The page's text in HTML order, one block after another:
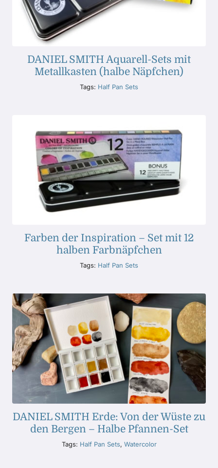
DANIEL SMITH Aquarell-Sets mit
Metallkasten (halbe Näpfchen)
Tags: Half Pan Sets
Farben der Inspiration – Set mit 12
halben Farbnäpfchen
Tags: Half Pan Sets
DANIEL SMITH Erde: Von der Wüste zu
den Bergen – Halbe Pfannen-Set
Tags: Half Pan Sets, Watercolor